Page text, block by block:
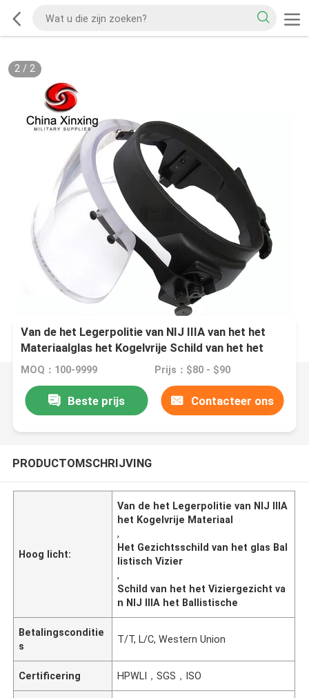
2/ 2
Van de het Legerpolitie van NIJ IIIA van het het
Materiaalglas het Kogelvrije Schild van het het
Viziergezicht Ballistische
MOQ：100-9999 Prijs：$80 - $90
Beste prijs Contacteer ons
PRODUCTOMSCHRIJVING
Hoog licht:
Van de het Legerpolitie van NIJ IIIA
het Kogelvrije Materiaal
,
Het Gezichtsschild van het glas Bal
listisch Vizier
,
Schild van het het Viziergezicht va
n NIJ IIIA het Ballistische
Betalingsconditie
s
T/T, L/C, Western Union
Certificering HPWLI，SGS，ISO